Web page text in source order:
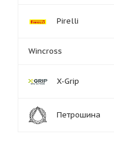
Pirelli
Wincross
X-Grip
Петрошина